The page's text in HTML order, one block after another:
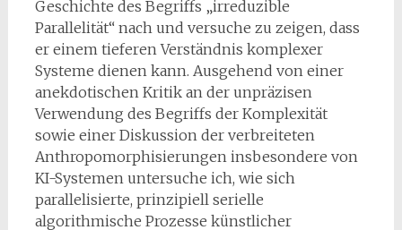
Geschichte des Begriffs „irreduzible
Parallelität“ nach und versuche zu zeigen, dass
er einem tieferen Verständnis komplexer
Systeme dienen kann. Ausgehend von einer
anekdotischen Kritik an der unpräzisen
Verwendung des Begriffs der Komplexität
sowie einer Diskussion der verbreiteten
Anthropomorphisierungen insbesondere von
KI-Systemen untersuche ich, wie sich
parallelisierte, prinzipiell serielle
algorithmische Prozesse künstlicher